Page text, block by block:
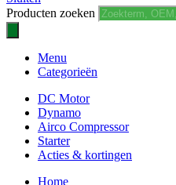
Producten zoeken
Menu
Categorieën
DC Motor
Dynamo
Airco Compressor
Starter
Acties & kortingen
Home